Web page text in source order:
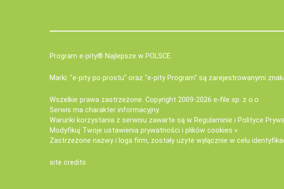
Program e-pity® Najlepsze w POLSCE.
Marki: "e-pity po prostu" oraz "e-pity Program" są zarejestrowanymi
Wszelkie prawa zastrzeżone. Copyright 2009-2026 e-file sp. z o.o.
Serwis ma charakter informacyjny.
Warunki korzystania z serwisu zawarte są w Regulaminie i Polityce
Modyfikuj Twoje ustawienia prywatności i plików cookies »
Zastrzeżone nazwy i loga firm, zostały użyte wyłącznie w celu
site credits